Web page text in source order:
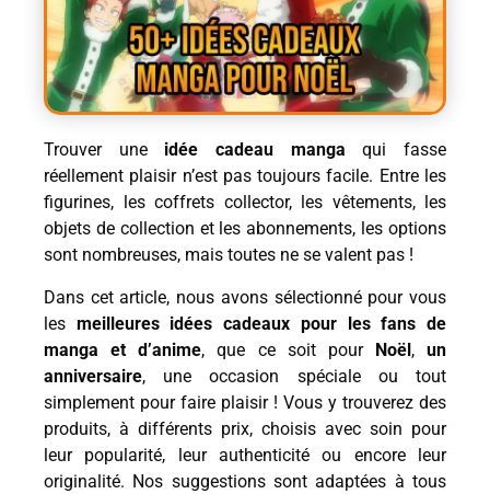
Trouver une idée cadeau manga qui fasse
réellement plaisir n’est pas toujours facile. Entre les
figurines, les coffrets collector, les vêtements, les
objets de collection et les abonnements, les options
sont nombreuses, mais toutes ne se valent pas !
Dans cet article, nous avons sélectionné pour vous
les meilleures idées cadeaux pour les fans de
manga et d’anime, que ce soit pour Noël, un
anniversaire, une occasion spéciale ou tout
simplement pour faire plaisir ! Vous y trouverez des
produits, à différents prix, choisis avec soin pour
leur popularité, leur authenticité ou encore leur
originalité. Nos suggestions sont adaptées à tous